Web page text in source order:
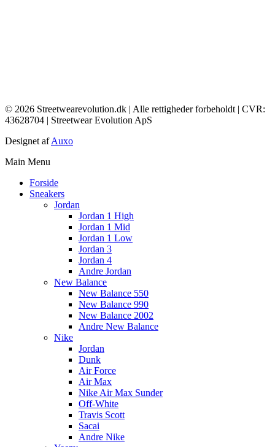
© 2026 Streetwearevolution.dk | Alle rettigheder forbeholdt | CVR:
43628704 | Streetwear Evolution ApS
Designet afAuxo
Main Menu
Forside
Sneakers
Jordan
Jordan 1 High
Jordan 1 Mid
Jordan 1 Low
Jordan 3
Jordan 4
Andre Jordan
New Balance
New Balance 550
New Balance 990
New Balance 2002
Andre New Balance
Nike
Jordan
Dunk
Air Force
Air Max
Nike Air Max Sunder
Off-White
Travis Scott
Sacai
Andre Nike